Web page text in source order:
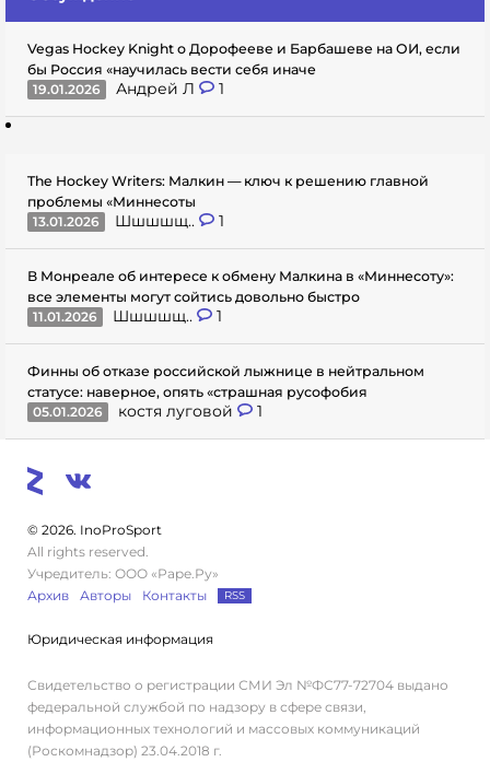
Vegas Hockey Knight о Дорофееве и Барбашеве на ОИ, если
бы Россия «научилась вести себя иначе
19.01.2026
Андрей Л 1
The Hockey Writers: Малкин — ключ к решению главной
проблемы «Миннесоты
13.01.2026
Шшшшщ.. 1
В Монреале об интересе к обмену Малкина в «Миннесоту»:
все элементы могут сойтись довольно быстро
11.01.2026
Шшшшщ.. 1
Финны об отказе российской лыжнице в нейтральном
статусе: наверное, опять «страшная русофобия
05.01.2026
костя луговой 1
© 2026. InoProSport
All rights reserved.
Учредитель: ООО «Раре.Ру»
Архив
Авторы Контакты RSS
Юридическая информация
Свидетельство о регистрации СМИ Эл №ФС77-72704 выдано
федеральной службой по надзору в сфере связи,
информационных технологий и массовых коммуникаций
(Роскомнадзор) 23.04.2018 г.